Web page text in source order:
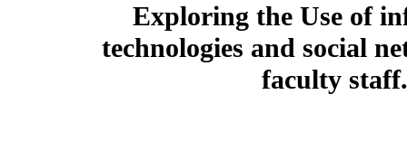
Exploring the Use of
technologies and social
faculty